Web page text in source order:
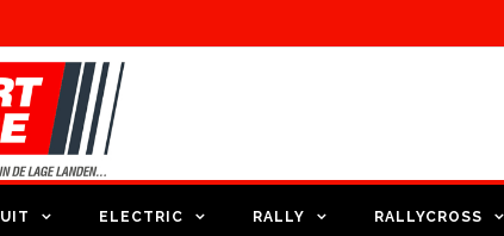
ELECTRIC RALLY RALLYCROSS